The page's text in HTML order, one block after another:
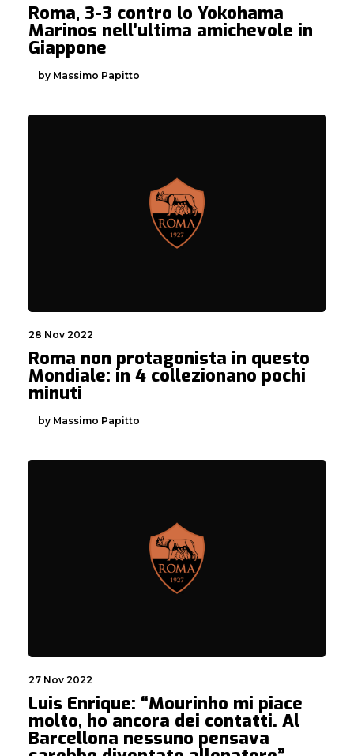
Roma, 3-3 contro lo Yokohama
Marinos nell’ultima amichevole in
Giappone
by Massimo Papitto
28 Nov 2022
Roma non protagonista in questo
Mondiale: in 4 collezionano pochi
minuti
by Massimo Papitto
27 Nov 2022
Luis Enrique: “Mourinho mi piace
molto, ho ancora dei contatti. Al
Barcellona nessuno pensava